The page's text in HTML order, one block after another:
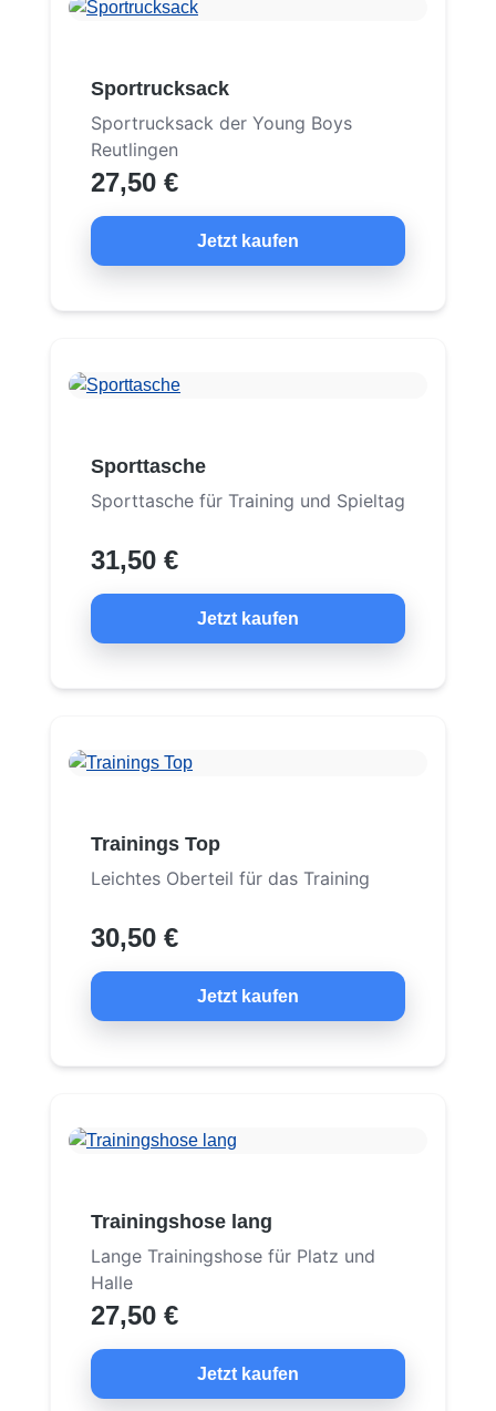
Sportrucksack
Sportrucksack der Young Boys
Reutlingen
27,50 €
Jetzt kaufen
Sporttasche
Sporttasche für Training und Spieltag
31,50 €
Jetzt kaufen
Trainings Top
Leichtes Oberteil für das Training
30,50 €
Jetzt kaufen
Trainingshose lang
Lange Trainingshose für Platz und
Halle
27,50 €
Jetzt kaufen